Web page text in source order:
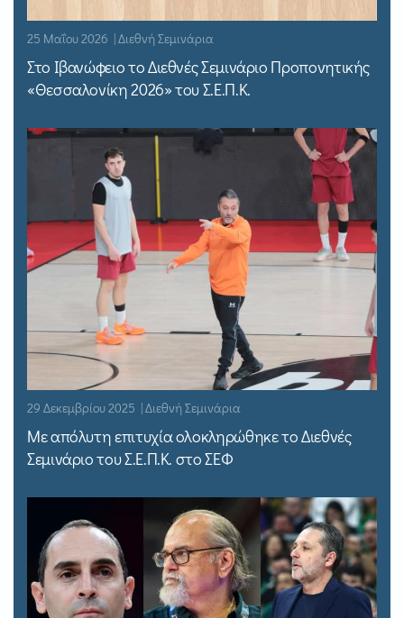
25 Μαΐου 2026 | Διεθνή Σεμινάρια
Στο Ιβανώφειο το Διεθνές Σεμινάριο Προπονητικής
«Θεσσαλονίκη 2026» του Σ.Ε.Π.Κ.
29 Δεκεμβρίου 2025 | Διεθνή Σεμινάρια
Με απόλυτη επιτυχία ολοκληρώθηκε το Διεθνές
Σεμινάριο του Σ.Ε.Π.Κ. στο ΣΕΦ